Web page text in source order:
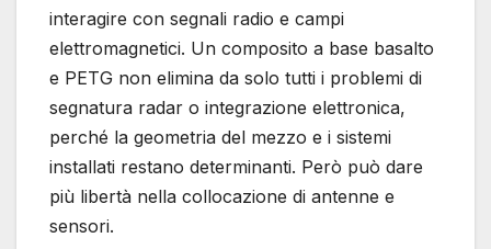
interagire con segnali radio e campi
elettromagnetici. Un composito a base basalto
e PETG non elimina da solo tutti i problemi di
segnatura radar o integrazione elettronica,
perché la geometria del mezzo e i sistemi
installati restano determinanti. Però può dare
più libertà nella collocazione di antenne e
sensori.